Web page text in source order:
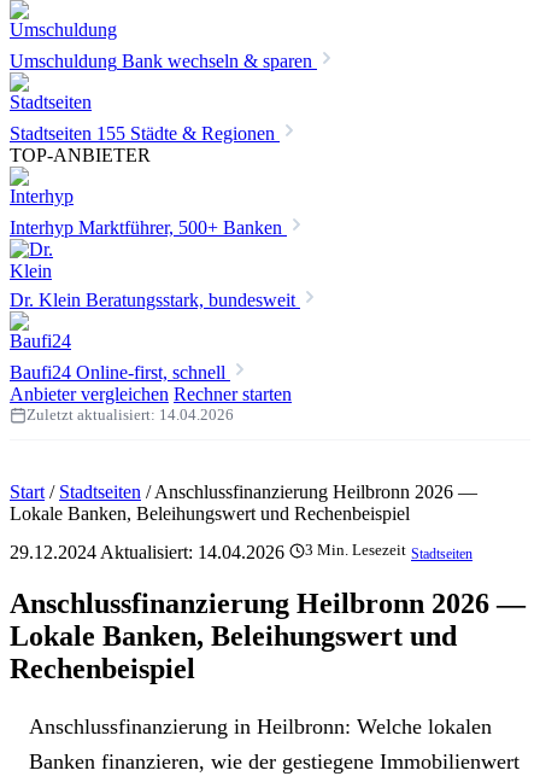
Umschuldung Bank wechseln & sparen
Stadtseiten 155 Städte & Regionen
TOP-ANBIETER
Interhyp Marktführer, 500+ Banken
Dr. Klein Beratungsstark, bundesweit
Baufi24 Online-first, schnell
Anbieter vergleichen Rechner starten
Zuletzt aktualisiert: 14.04.2026
Start / Stadtseiten / Anschlussfinanzierung Heilbronn 2026 —
Lokale Banken, Beleihungswert und Rechenbeispiel
29.12.2024 Aktualisiert: 14.04.2026 3 Min. Lesezeit Stadtseiten
Anschlussfinanzierung Heilbronn 2026 —
Lokale Banken, Beleihungswert und
Rechenbeispiel
Anschlussfinanzierung in Heilbronn: Welche lokalen
Banken finanzieren, wie der gestiegene Immobilienwert